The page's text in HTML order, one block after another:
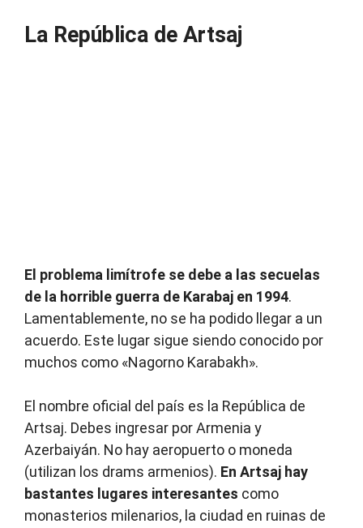
La República de Artsaj
El problema limítrofe se debe a las secuelas
de la horrible guerra de Karabaj en 1994.
Lamentablemente, no se ha podido llegar a un
acuerdo. Este lugar sigue siendo conocido por
muchos como «Nagorno Karabakh».
El nombre oficial del país es la República de
Artsaj. Debes ingresar por Armenia y
Azerbaiyán. No hay aeropuerto o moneda
(utilizan los drams armenios). En Artsaj hay
bastantes lugares interesantes como
monasterios milenarios, la ciudad en ruinas de